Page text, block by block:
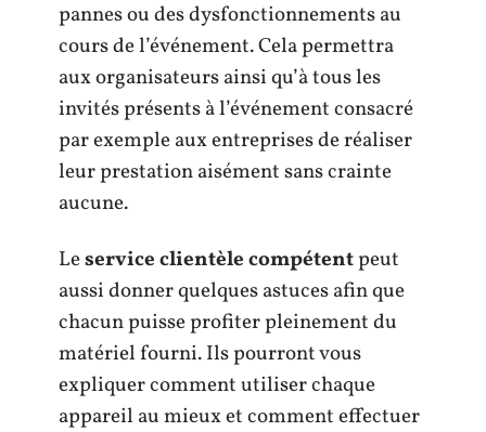
pannes ou des dysfonctionnements au
cours de l’événement. Cela permettra
aux organisateurs ainsi qu’à tous les
invités présents à l’événement consacré
par exemple aux entreprises de réaliser
leur prestation aisément sans crainte
aucune.
Leservice clientèle compétentpeut
aussi donner quelques astuces afin que
chacun puisse profiter pleinement du
matériel fourni. Ils pourront vous
expliquer comment utiliser chaque
appareil au mieux et comment effectuer